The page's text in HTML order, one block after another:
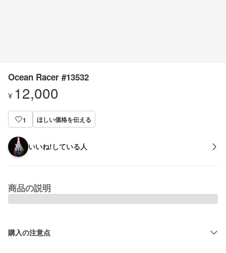
Ocean Racer #13532
¥ 12,000
1 ほしい価格を伝える
いいね!している人
商品の説明
購入の注意点